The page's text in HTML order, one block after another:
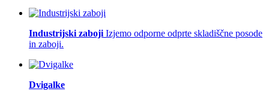
Industrijski zaboji Izjemo odporne odprte skladiščne posode
in zaboji.
Dvigalke